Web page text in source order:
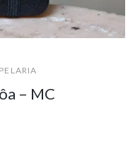
– MC